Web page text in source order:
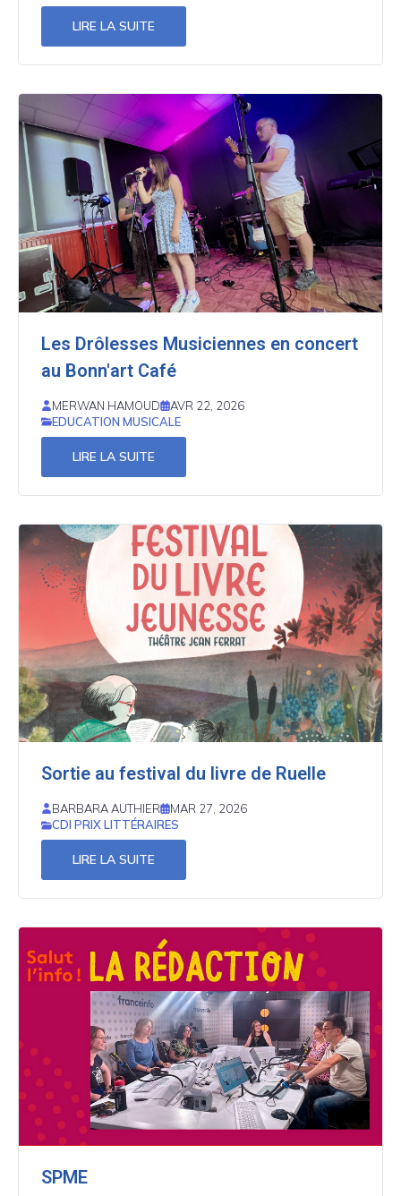
LIRE LA SUITE
Les Drôlesses Musiciennes en concert
au Bonn'art Café
MERWAN HAMOUD
AVR 22, 2026
EDUCATION MUSICALE
LIRE LA SUITE
Sortie au festival du livre de Ruelle
BARBARA AUTHIER
MAR 27, 2026
CDI PRIX LITTÉRAIRES
LIRE LA SUITE
SPME